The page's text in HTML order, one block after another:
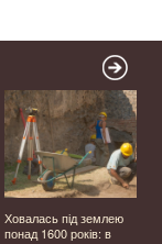
Ховалась під землею
понад 1600 років: в